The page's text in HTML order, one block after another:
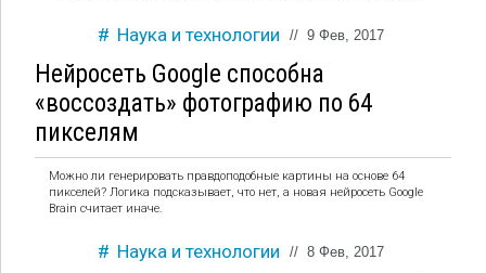
Наука и технологии // 9 Фев, 2017
Нейросеть Google способна
«воссоздать» фотографию по 64
пикселям
Можно ли генерировать правдоподобные картины на основе 64
пикселей? Логика подсказывает, что нет, а новая нейросеть Google
Brain считает иначе.
Наука и технологии // 8 Фев, 2017